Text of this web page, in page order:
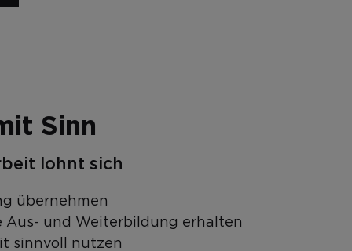
Sinn
lohnt sich
übernehmen
Aus- und Weiterbildung erhalten
sinnvoll nutzen